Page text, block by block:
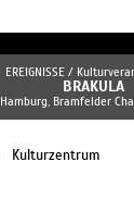
EREIGNISSE /
BRAKULA
Hamburg, Bramfelder
Kulturzentrum